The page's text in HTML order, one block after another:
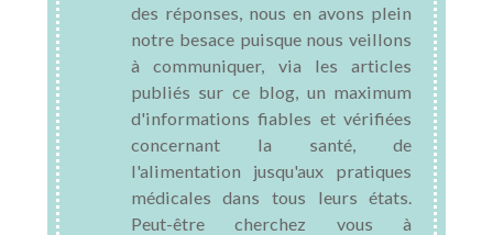
des réponses, nous en avons plein
notre besace puisque nous veillons
à communiquer, via les articles
publiés sur ce blog, un maximum
d'informations fiables et vérifiées
concernant la santé, de
l'alimentation jusqu'aux pratiques
médicales dans tous leurs états.
Peut-être cherchez vous à